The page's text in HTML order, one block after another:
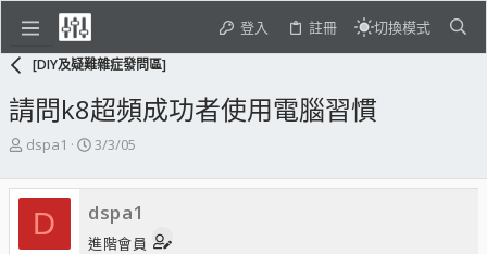
登入 註冊 切換模式
[DIY及疑難雜症發問區]
請問k8超頻成功者使用電腦習慣
主
發
起
人
dspa1
開
日
期
3/3/05
D dspa1
進階會員